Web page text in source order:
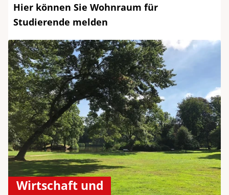
Hier können Sie Wohnraum für
Studierende melden
Wirtschaft und